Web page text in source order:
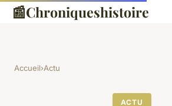
📰Chroniqueshistoire
Accueil›Actu
ACTU